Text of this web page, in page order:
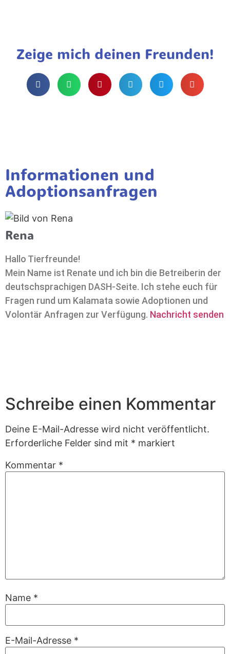
Zeige mich deinen Freunden!
Informationen und
Adoptionsanfragen
Rena
Hallo Tierfreunde!
Mein Name ist Renate und ich bin die Betreiberin der
deutschsprachigen DASH-Seite. Ich stehe euch für
Fragen rund um Kalamata sowie Adoptionen und
Volontär Anfragen zur Verfügung. Nachricht senden
Schreibe einen Kommentar
Deine E-Mail-Adresse wird nicht veröffentlicht.
Erforderliche Felder sind mit * markiert
Kommentar *
Name *
E-Mail-Adresse *